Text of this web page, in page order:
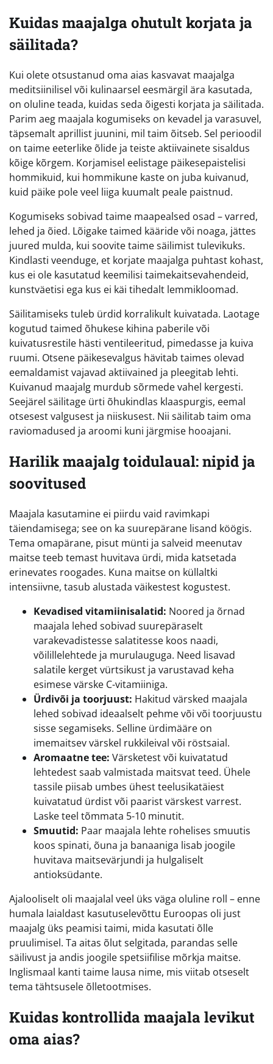
Kuidas maajalga ohutult korjata ja
säilitada?
Kui olete otsustanud oma aias kasvavat maajalga
meditsiinilisel või kulinaarsel eesmärgil ära kasutada,
on oluline teada, kuidas seda õigesti korjata ja säilitada.
Parim aeg maajala kogumiseks on kevadel ja varasuvel,
täpsemalt aprillist juunini, mil taim õitseb. Sel perioodil
on taime eeterlike õlide ja teiste aktiivainete sisaldus
kõige kõrgem. Korjamisel eelistage päikesepaistelisi
hommikuid, kui hommikune kaste on juba kuivanud,
kuid päike pole veel liiga kuumalt peale paistnud.
Kogumiseks sobivad taime maapealsed osad – varred,
lehed ja õied. Lõigake taimed kääride või noaga, jättes
juured mulda, kui soovite taime säilimist tulevikuks.
Kindlasti veenduge, et korjate maajalga puhtast kohast,
kus ei ole kasutatud keemilisi taimekaitsevahendeid,
kunstväetisi ega kus ei käi tihedalt lemmikloomad.
Säilitamiseks tuleb ürdid korralikult kuivatada. Laotage
kogutud taimed õhukese kihina paberile või
kuivatusrestile hästi ventileeritud, pimedasse ja kuiva
ruumi. Otsene päikesevalgus hävitab taimes olevad
eemaldamist vajavad aktiivained ja pleegitab lehti.
Kuivanud maajalg murdub sõrmede vahel kergesti.
Seejärel säilitage ürti õhukindlas klaaspurgis, eemal
otsesest valgusest ja niiskusest. Nii säilitab taim oma
raviomadused ja aroomi kuni järgmise hooajani.
Harilik maajalg toidulaual: nipid ja
soovitused
Maajala kasutamine ei piirdu vaid ravimkapi
täiendamisega; see on ka suurepärane lisand köögis.
Tema omapärane, pisut münti ja salveid meenutav
maitse teeb temast huvitava ürdi, mida katsetada
erinevates roogades. Kuna maitse on küllaltki
intensiivne, tasub alustada väikestest kogustest.
Kevadised vitamiinisalatid: Noored ja õrnad
maajala lehed sobivad suurepäraselt
varakevadistesse salatitesse koos naadi,
võilillelehtede ja murulauguga. Need lisavad
salatile kerget vürtsikust ja varustavad keha
esimese värske C-vitamiiniga.
Ürdivõi ja toorjuust: Hakitud värsked maajala
lehed sobivad ideaalselt pehme või või toorjuustu
sisse segamiseks. Selline ürdimääre on
imemaitsev värskel rukkileival või röstsaial.
Aromaatne tee: Värsketest või kuivatatud
lehtedest saab valmistada maitsvat teed. Ühele
tassile piisab umbes ühest teelusikatäiest
kuivatatud ürdist või paarist värskest varrest.
Laske teel tõmmata 5-10 minutit.
Smuutid: Paar maajala lehte rohelises smuutis
koos spinati, õuna ja banaaniga lisab joogile
huvitava maitsevärjundi ja hulgaliselt
antioksüdante.
Ajalooliselt oli maajalal veel üks väga oluline roll – enne
humala laialdast kasutuselevõttu Euroopas oli just
maajalg üks peamisi taimi, mida kasutati õlle
pruulimisel. Ta aitas õlut selgitada, parandas selle
säilivust ja andis joogile spetsiifilise mõrkja maitse.
Inglismaal kanti taime lausa nime, mis viitab otseselt
tema tähtsusele õlletootmises.
Kuidas kontrollida maajala levikut
oma aias?